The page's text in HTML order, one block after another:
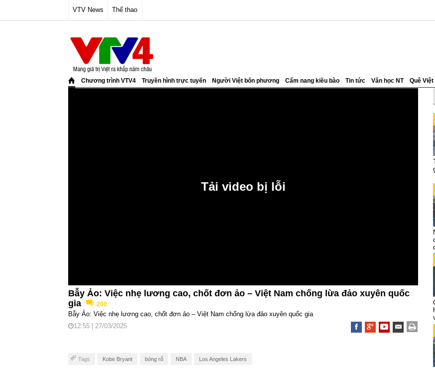
VTV News Thể thao
Chương trình VTV4 Truyền hình trực tuyến Người Việt bốn phương Cẩm nang kiều bào Tin tức Văn học NT Quê Việt
Bẫy Ảo: Việc nhẹ lương cao, chốt đơn ảo – Việt Nam chống lừa đảo xuyên quốc
gia
200
Bẫy Ảo: Việc nhẹ lương cao, chốt đơn ảo – Việt Nam chống lừa đảo xuyên quốc gia
12:55 | 27/03/2025
Tags Kobe Bryant bóng rổ NBA Los Angeles Lakers